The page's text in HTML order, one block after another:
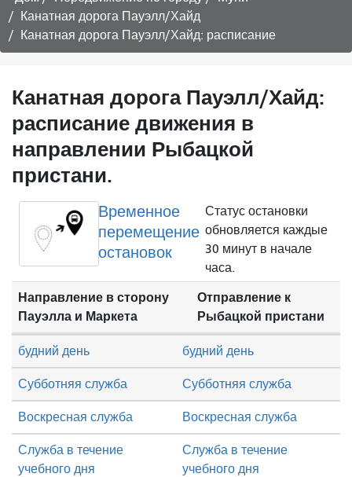
Канатная дорога Пауэлл/Хайд
Канатная дорога Пауэлл/Хайд: расписание
Канатная дорога Пауэлл/Хайд:
расписание движения в
направлении Рыбацкой
пристани.
Временное
перемещение
остановок
Статус остановки
обновляется каждые
30 минут в начале
часа.
Направление в сторону
Пауэлла и Маркета
Отправление к
Рыбацкой пристани
Субботняя служба Субботняя служба
Воскресная служба Воскресная служба
будний день будний день
Служба в течение
учебного дня
Служба в течение
учебного дня